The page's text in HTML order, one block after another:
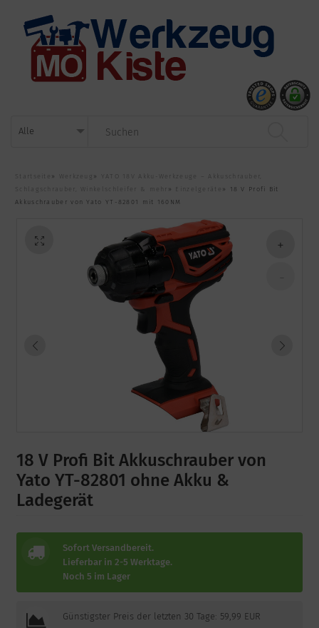
Startseite » Werkzeug »
YATO 18V Akku-Werkzeuge – Akkuschrauber,
Schlagschrauber, Winkelschleifer & mehr
» Einzelgeräte »
18 V Profi Bit
Akkuschrauber von Yato YT-82801 mit 160NM
18 V Profi Bit Akkuschrauber von
Yato YT-82801 ohne Akku &
Ladegerät
Sofort Versandbereit.
Lieferbar in 2-5 Werktage.
Noch 5 im Lager
Günstigster Preis der letzten 30 Tage: 59,99 EUR